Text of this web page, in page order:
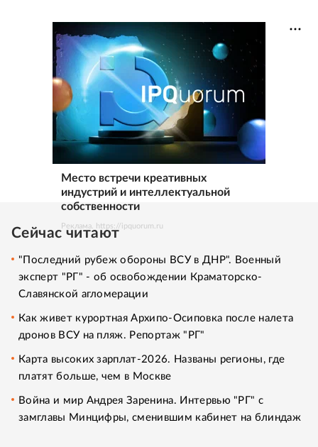
Место встречи креативных
индустрий и интеллектуальной
собственности
Реклама. https://ipquorum.ru
Сейчас читают
"Последний рубеж обороны ВСУ в ДНР". Военный
эксперт "РГ" - об освобождении Краматорско-
Славянской агломерации
Как живет курортная Архипо-Осиповка после налета
дронов ВСУ на пляж. Репортаж "РГ"
Карта высоких зарплат-2026. Названы регионы, где
платят больше, чем в Москве
Война и мир Андрея Заренина. Интервью "РГ" с
замглавы Минцифры, сменившим кабинет на блиндаж